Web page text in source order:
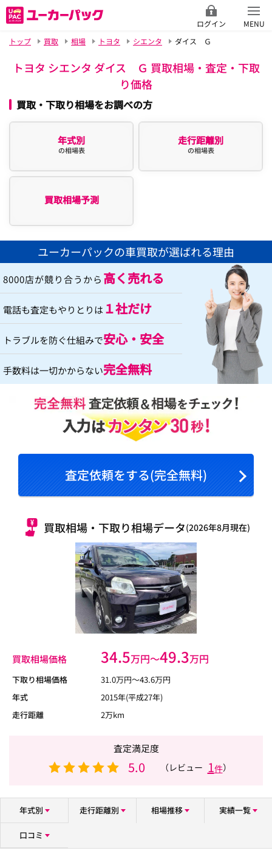
ログイン
MENU
トップ
買取 相場 トヨタ シエンタ ダイス Ｇ
トヨタ シエンタ ダイス Ｇ 買取相場・査定・下取
り価格
買取・下取り相場をお調べの方
年式別
の相場表
走行距離別
の相場表
買取相場予測
ユーカーパックの車買取が選ばれる理由
8000店が競り合うから 高く売れる
電話も査定もやりとりは １社だけ
トラブルを防ぐ仕組みで安心・安全
手数料は一切かからない完全無料
査定依頼をする(完全無料)
買取相場・下取り相場データ(2026年8月現在)
買取相場価格 34.5万円〜49.3万円
下取り相場価格 31.0万円〜43.6万円
年式
2015年(平成27年)
走行距離
2万km
査定満足度
5.0 （レビュー 1件）
年式別 走行距離別 相場推移 実績一覧
口コミ